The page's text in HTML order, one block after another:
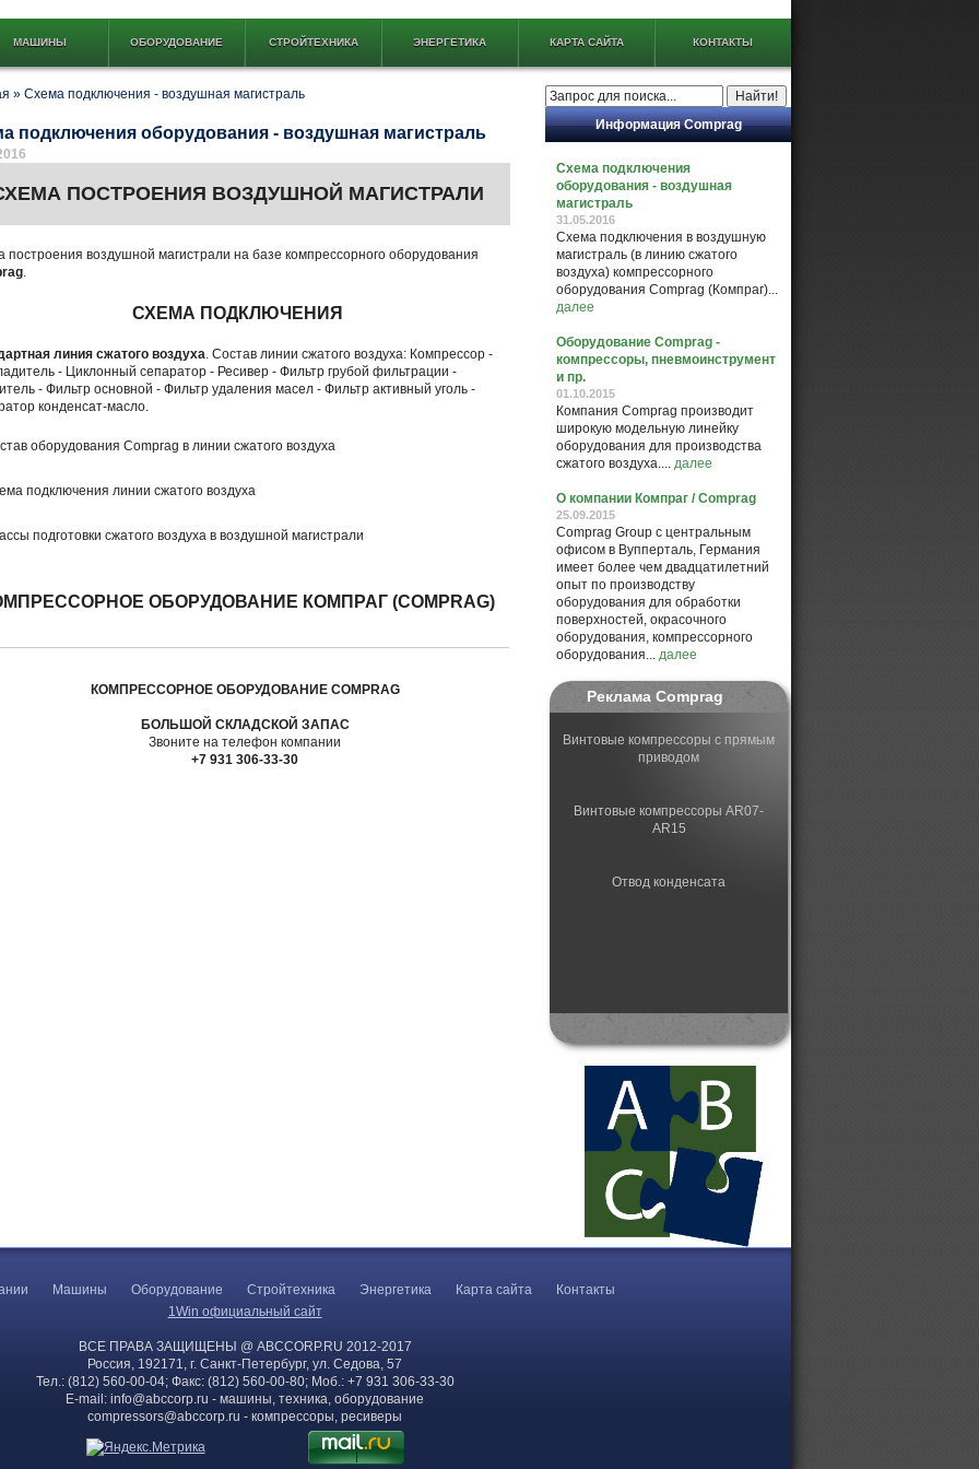
МАШИНЫ ОБОРУДОВАНИЕ СТРОЙТЕХНИКА ЭНЕРГЕТИКА КАРТА САЙТА КОНТАКТЫ
» Схема подключения - воздушная магистраль
подключения оборудования - воздушная магистраль
ПОСТРОЕНИЯ ВОЗДУШНОЙ МАГИСТРАЛИ
построения воздушной магистрали на базе компрессорного оборудования
.
СХЕМА ПОДКЛЮЧЕНИЯ
линия сжатого воздуха. Состав линии сжатого воздуха: Компрессор -
- Циклонный сепаратор - Ресивер - Фильтр грубой фильтрации -
- Фильтр основной - Фильтр удаления масел - Фильтр активный уголь -
конденсат-масло.
ОБОРУДОВАНИЕ КОМПРАГ (COMPRAG)
КОМПРЕССОРНОЕ ОБОРУДОВАНИЕ COMPRAG
БОЛЬШОЙ СКЛАДСКОЙ ЗАПАС
Звоните на телефон компании
+7 931 306-33-30
Информация Comprag
Схема подключения
оборудования - воздушная
магистраль
31.05.2016
Схема подключения в воздушную
магистраль (в линию сжатого
воздуха) компрессорного
оборудования Comprag (Компраг)...
далее
Оборудование Comprag -
компрессоры, пневмоинструмент
и пр.
01.10.2015
Компания Comprag производит
широкую модельную линейку
оборудования для производства
сжатого воздуха.... далее
О компании Компраг / Comprag
25.09.2015
Comprag Group с центральным
офисом в Вупперталь, Германия
имеет более чем двадцатилетний
опыт по производству
оборудования для обработки
поверхностей, окрасочного
оборудования, компрессорного
оборудования... далее
Реклама Comprag
Винтовые компрессоры с прямым
приводом
Винтовые компрессоры AR07-
AR15
Отвод конденсата
Машины Оборудование Стройтехника Энергетика Карта сайта
Контакты
1Win официальный сайт
ВСЕ ПРАВА ЗАЩИЩЕНЫ @ ABCCORP.RU 2012-2017
Россия, 192171, г. Санкт-Петербург, ул. Седова, 57
Тел.: (812) 560-00-04; Факс: (812) 560-00-80; Моб.: +7 931 306-33-30
E-mail: info@abccorp.ru - машины, техника, оборудование
compressors@abccorp.ru - компрессоры, ресиверы